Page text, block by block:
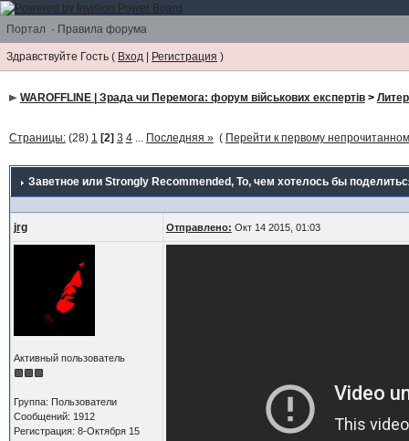
Портал · Правила форума
Здравствуйте Гость ( Вход | Регистрация )
WAROFFLINE | Зрада чи Перемога: форум військових експертів>
Страницы:(28) 1 [2] 3 4... Последняя » ( Перейти к первому
Заветное или Strongly Recommended, То, чем хотелось бы
jrg Отправлено: Окт 14 2015, 01:03
Активный пользователь
Группа: Пользователи
Сообщений: 1912
Регистрация: 8-Октября 15